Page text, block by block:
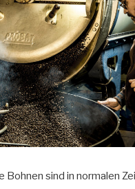
Bohnen sind in normalen